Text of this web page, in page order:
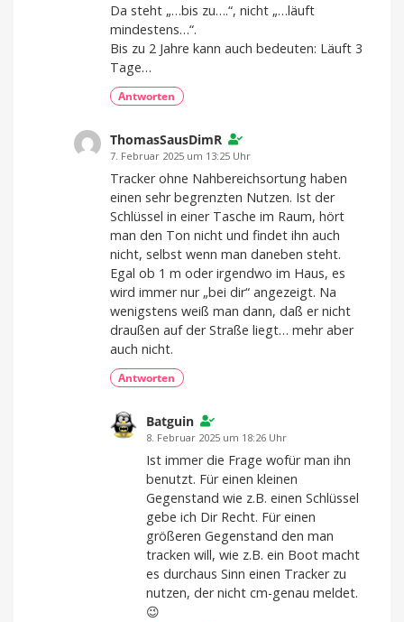
Da steht „…bis zu….“, nicht „…läuft
mindestens…“.
Bis zu 2 Jahre kann auch bedeuten: Läuft 3
Tage…
Antworten
ThomasSausDimR
7. Februar 2025 um 13:25 Uhr
Tracker ohne Nahbereichsortung haben
einen sehr begrenzten Nutzen. Ist der
Schlüssel in einer Tasche im Raum, hört
man den Ton nicht und findet ihn auch
nicht, selbst wenn man daneben steht.
Egal ob 1 m oder irgendwo im Haus, es
wird immer nur „bei dir“ angezeigt. Na
wenigstens weiß man dann, daß er nicht
draußen auf der Straße liegt… mehr aber
auch nicht.
Antworten
Batguin
8. Februar 2025 um 18:26 Uhr
Ist immer die Frage wofür man ihn
benutzt. Für einen kleinen
Gegenstand wie z.B. einen Schlüssel
gebe ich Dir Recht. Für einen
größeren Gegenstand den man
tracken will, wie z.B. ein Boot macht
es durchaus Sinn einen Tracker zu
nutzen, der nicht cm-genau meldet.
😉